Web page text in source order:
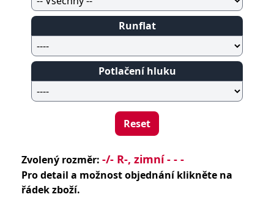
Runflat
Potlačení hluku
Reset
Zvolený rozměr: -/- R-, zimní - - -
Pro detail a možnost objednání klikněte na
řádek zboží.